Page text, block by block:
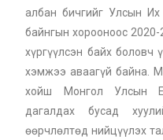
албан бичгийг Улсын
байнгын хорооноос
хүргүүлсэн байх боловч
хэмжээ аваагүй байна.
хойш Монгол Улсын
дагалдах бусад
өөрчлөлтөд нийцүүлэх